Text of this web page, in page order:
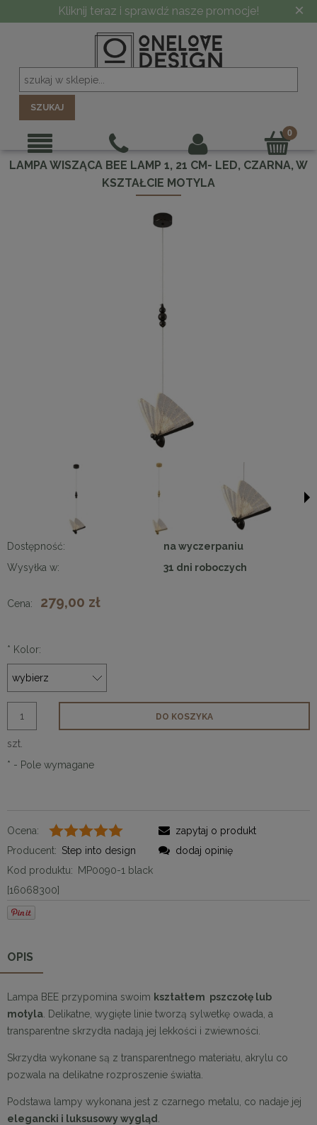
Kliknij teraz i sprawdź nasze promocje! ×
SZUKAJ
LAMPA WISZĄCA BEE LAMP 1, 21 CM- LED, CZARNA, W
KSZTAŁCIE MOTYLA
Dostępność:
na wyczerpaniu
Wysyłka w:
31 dni roboczych
Cena: 279,00 zł
* Kolor:
szt.
DO KOSZYKA
* - Pole wymagane
Ocena:
Producent: Step into design
Kod produktu:
MP0090-1 black
[16068300]
zapytaj o produkt
dodaj opinię
OPIS
Lampa BEE przypomina swoim kształtem pszczołę lub
motyla . Delikatne, wygięte linie tworzą sylwetkę owada, a
transparentne skrzydła nadają jej lekkości i zwiewności.
Skrzydła wykonane są z transparentnego materiału, akrylu co
pozwala na delikatne rozproszenie światła.
Podstawa lampy wykonana jest z czarnego metalu, co nadaje jej
elegancki i luksusowy wygląd